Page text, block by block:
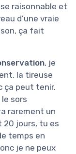
raisonnable et
d’une vraie
ça fait
, je
la tireuse
ça peut tenir.
sors
rarement un
20 jours, tu es
temps en
je ne peux